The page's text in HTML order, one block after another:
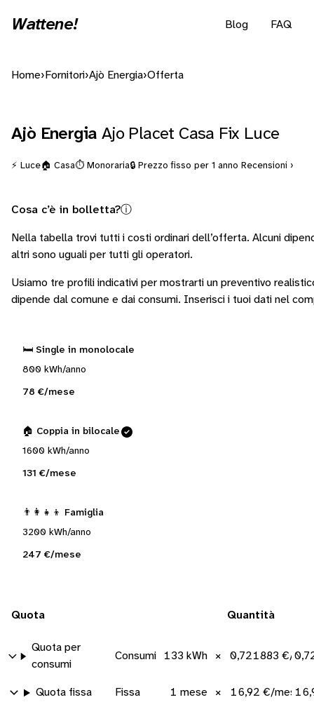
Wattene! Blog FAQ
Home› Fornitori›Ajò Energia›Offerta
Ajò Energia Ajo Placet Casa Fix Luce
⚡ Luce🏠 Casa⏱️ Monoraria🔒 Prezzo fisso per 1 anno Recensioni ›
Cosa c’è in bolletta?ⓘ
Nella tabella trovi tutti i costi ordinari dell’offerta. Alcuni
altri sono uguali per tutti gli operatori.
Usiamo tre profili indicativi per mostrarti un preventivo
dipende dal comune e dai consumi. Inserisci i tuoi dati nel
🛏️ Single in monolocale
800 kWh/anno
78 €/mese
🏠 Coppia in bilocale
1600 kWh/anno
131 €/mese
👨‍👩‍👧‍👦 Famiglia
3200 kWh/anno
247 €/mese
Quota Quantità
Quota per
consumi
Consumi 133 kWh × 0,721883 €/kWh
Quota fissa Fissa 1 mese × 16,92 €/mese